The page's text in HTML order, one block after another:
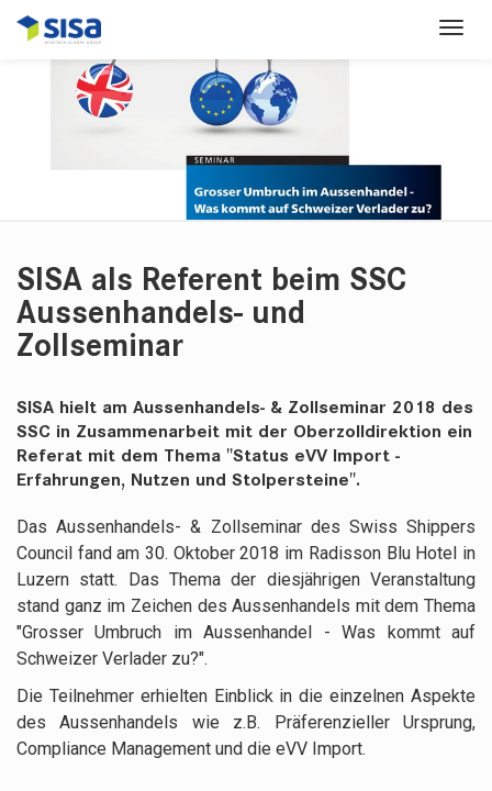
SISA als Referent beim SSC
Aussenhandels- und
Zollseminar
SISA hielt am Aussenhandels- & Zollseminar 2018 des
SSC in Zusammenarbeit mit der Oberzolldirektion ein
Referat mit dem Thema "Status eVV Import -
Erfahrungen, Nutzen und Stolpersteine".
Das Aussenhandels- & Zollseminar des Swiss Shippers
Council fand am 30. Oktober 2018 im Radisson Blu Hotel in
Luzern statt. Das Thema der diesjährigen Veranstaltung
stand ganz im Zeichen des Aussenhandels mit dem Thema
"Grosser Umbruch im Aussenhandel - Was kommt auf
Schweizer Verlader zu?".
Die Teilnehmer erhielten Einblick in die einzelnen Aspekte
des Aussenhandels wie z.B. Präferenzieller Ursprung,
Compliance Management und die eVV Import.